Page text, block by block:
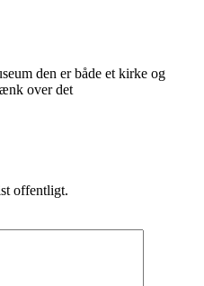
den er både et kirke og
over det
offentligt.